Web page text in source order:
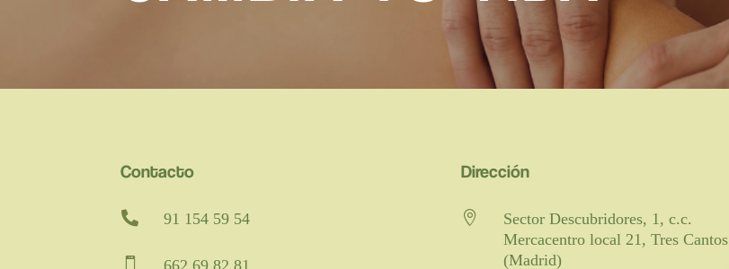
Contacto
 91 154 59 54

Dirección

Sector Descubridores, 1, c.c.
Mercacentro local 21, Tres Cantos
(Madrid)